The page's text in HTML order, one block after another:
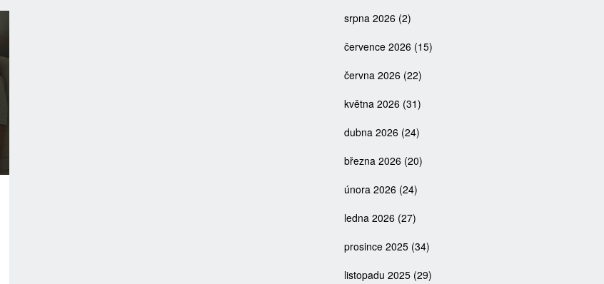
srpna 2026 (2)
července 2026 (15)
června 2026 (22)
května 2026 (31)
dubna 2026 (24)
března 2026 (20)
února 2026 (24)
ledna 2026 (27)
prosince 2025 (34)
listopadu 2025 (29)